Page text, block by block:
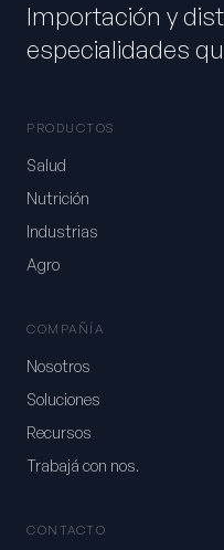
Importación y
especialidades
PRODUCTOS
Salud
Nutrición
Industrias
Agro
COMPAÑÍA
Nosotros
Soluciones
Recursos
Trabajá con nos.
CONTACTO